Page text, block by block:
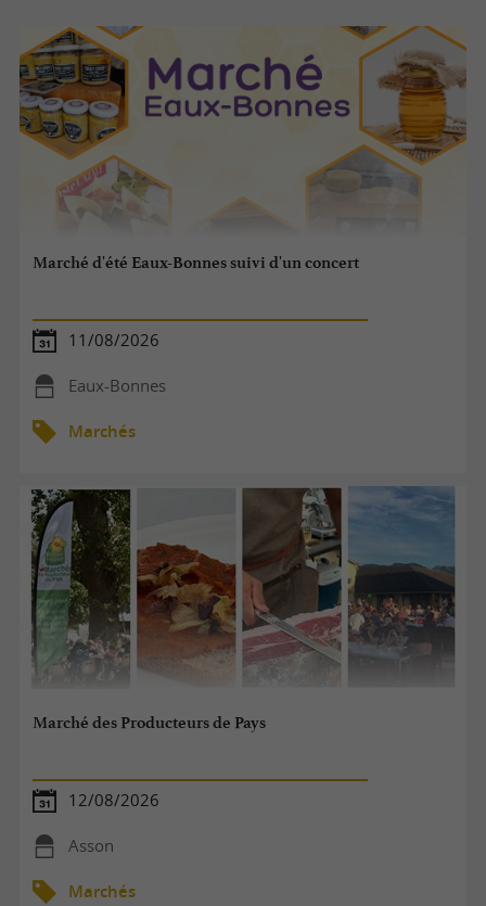
Marché d'été Eaux-Bonnes suivi d'un concert
11/08/2026
Eaux-Bonnes
Marchés
Marché des Producteurs de Pays
12/08/2026
Asson
Marchés